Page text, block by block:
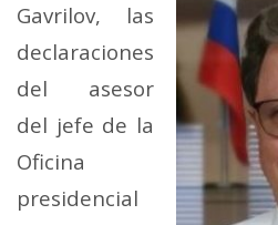
Gavrilov, las
declaraciones
del asesor
del jefe de la
Oficina
presidencial